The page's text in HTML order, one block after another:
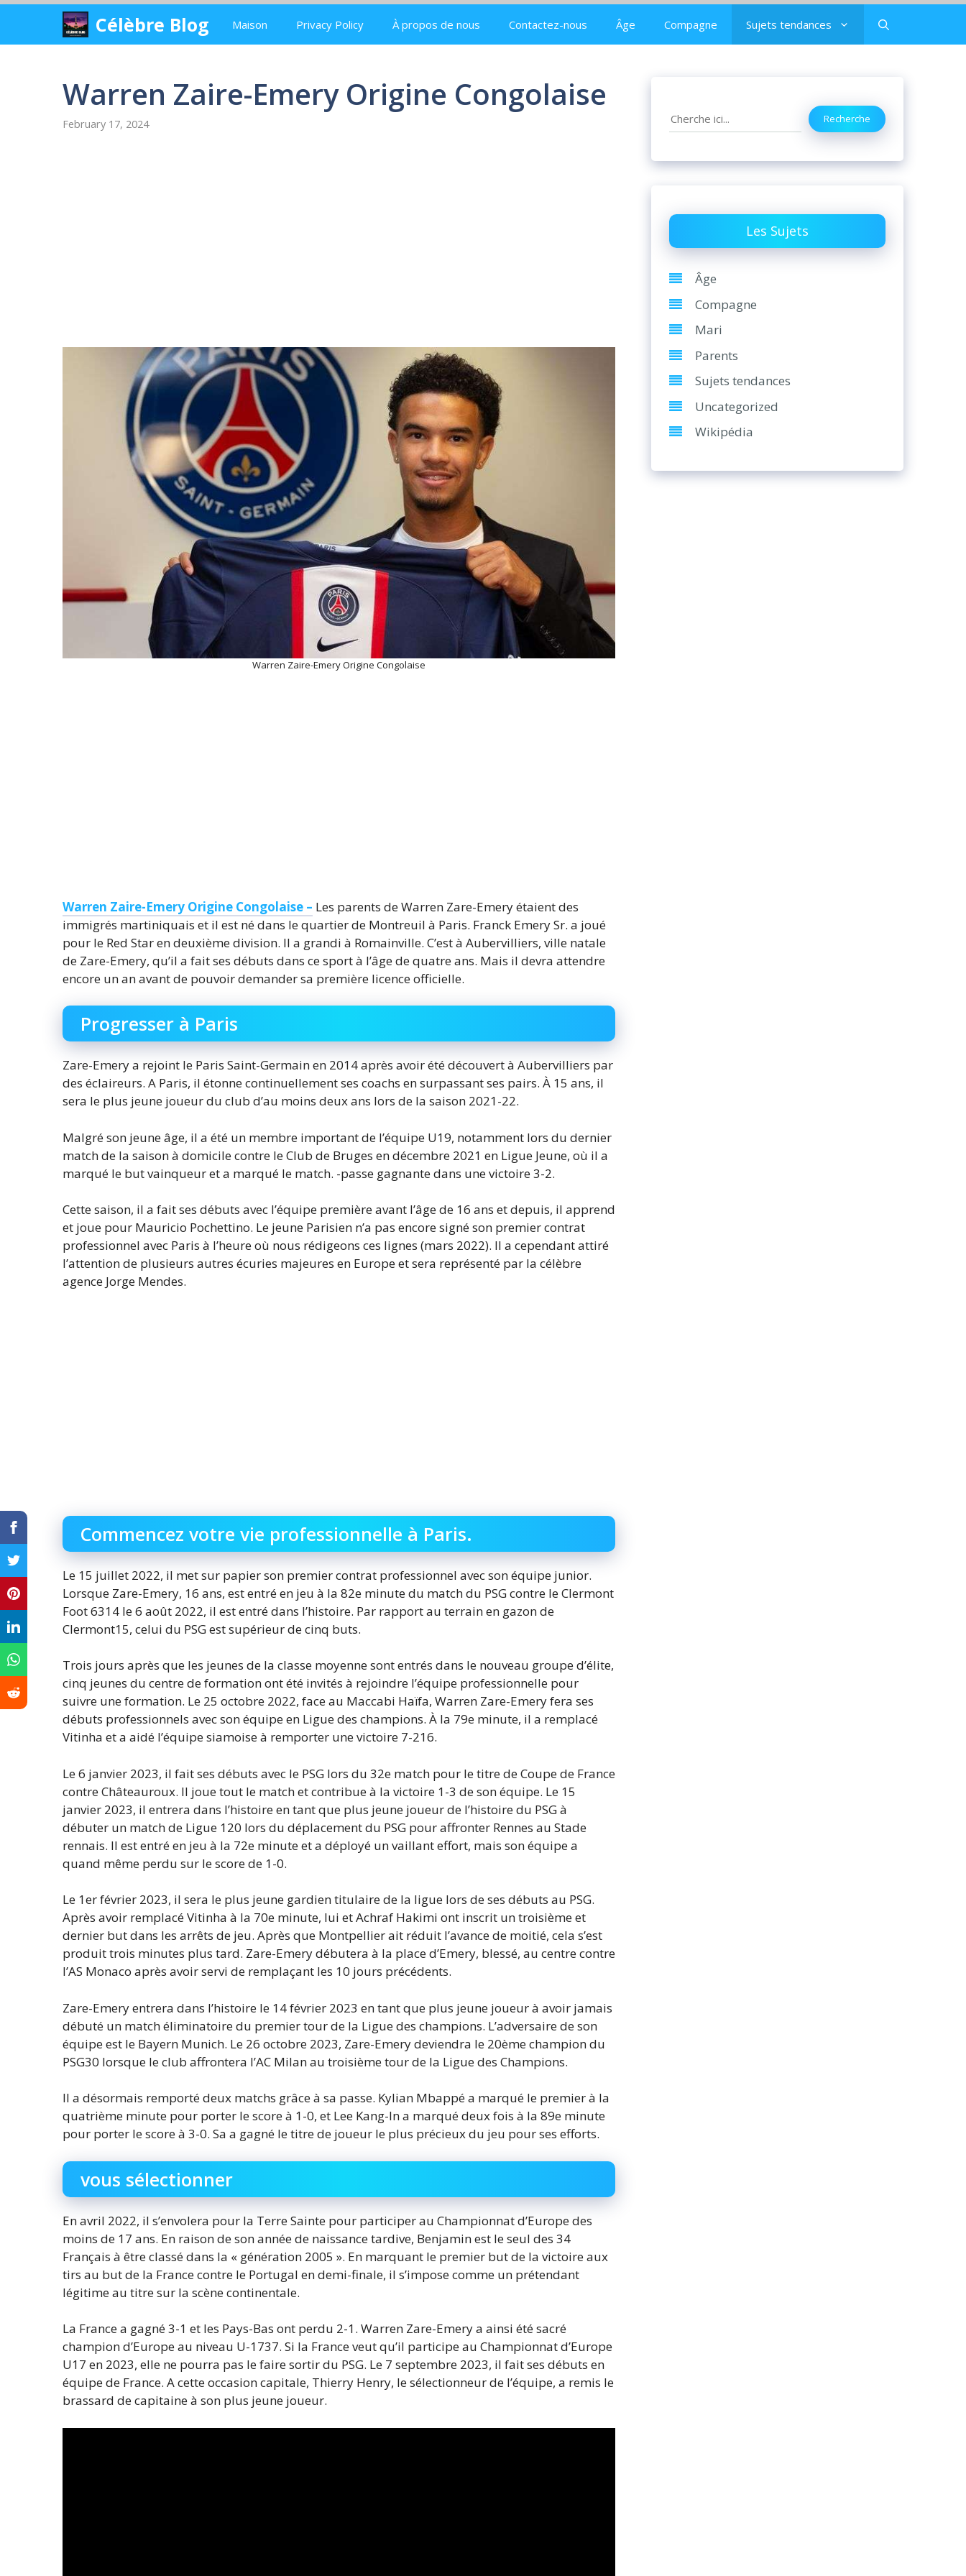
content
Célèbre Blog Maison Privacy Policy À propos de nous Contactez-nous Âge Compagne Sujets tendances
Warren Zaire-Emery Origine Congolaise
February 17, 2024
Warren Zaire-Emery Origine Congolaise
Warren Zaire-Emery Origine Congolaise – Les parents de Warren Zare-Emery étaient des
immigrés martiniquais et il est né dans le quartier de Montreuil à Paris. Franck Emery Sr. a joué
pour le Red Star en deuxième division. Il a grandi à Romainville. C’est à Aubervilliers, ville natale
de Zare-Emery, qu’il a fait ses débuts dans ce sport à l’âge de quatre ans. Mais il devra attendre
encore un an avant de pouvoir demander sa première licence officielle.
Progresser à Paris
Zare-Emery a rejoint le Paris Saint-Germain en 2014 après avoir été découvert à Aubervilliers par
des éclaireurs. A Paris, il étonne continuellement ses coachs en surpassant ses pairs. À 15 ans, il
sera le plus jeune joueur du club d’au moins deux ans lors de la saison 2021-22.
Malgré son jeune âge, il a été un membre important de l’équipe U19, notamment lors du dernier
match de la saison à domicile contre le Club de Bruges en décembre 2021 en Ligue Jeune, où il a
marqué le but vainqueur et a marqué le match. -passe gagnante dans une victoire 3-2.
Cette saison, il a fait ses débuts avec l’équipe première avant l’âge de 16 ans et depuis, il apprend
et joue pour Mauricio Pochettino. Le jeune Parisien n’a pas encore signé son premier contrat
professionnel avec Paris à l’heure où nous rédigeons ces lignes (mars 2022). Il a cependant attiré
l’attention de plusieurs autres écuries majeures en Europe et sera représenté par la célèbre
agence Jorge Mendes.
Commencez votre vie professionnelle à Paris.
Le 15 juillet 2022, il met sur papier son premier contrat professionnel avec son équipe junior.
Lorsque Zare-Emery, 16 ans, est entré en jeu à la 82e minute du match du PSG contre le Clermont
Foot 6314 le 6 août 2022, il est entré dans l’histoire. Par rapport au terrain en gazon de
Clermont15, celui du PSG est supérieur de cinq buts.
Trois jours après que les jeunes de la classe moyenne sont entrés dans le nouveau groupe d’élite,
cinq jeunes du centre de formation ont été invités à rejoindre l’équipe professionnelle pour
suivre une formation. Le 25 octobre 2022, face au Maccabi Haïfa, Warren Zare-Emery fera ses
débuts professionnels avec son équipe en Ligue des champions. À la 79e minute, il a remplacé
Vitinha et a aidé l’équipe siamoise à remporter une victoire 7-216.
Le 6 janvier 2023, il fait ses débuts avec le PSG lors du 32e match pour le titre de Coupe de France
contre Châteauroux. Il joue tout le match et contribue à la victoire 1-3 de son équipe. Le 15
janvier 2023, il entrera dans l’histoire en tant que plus jeune joueur de l’histoire du PSG à
débuter un match de Ligue 120 lors du déplacement du PSG pour affronter Rennes au Stade
rennais. Il est entré en jeu à la 72e minute et a déployé un vaillant effort, mais son équipe a
quand même perdu sur le score de 1-0.
Le 1er février 2023, il sera le plus jeune gardien titulaire de la ligue lors de ses débuts au PSG.
Après avoir remplacé Vitinha à la 70e minute, lui et Achraf Hakimi ont inscrit un troisième et
dernier but dans les arrêts de jeu. Après que Montpellier ait réduit l’avance de moitié, cela s’est
produit trois minutes plus tard. Zare-Emery débutera à la place d’Emery, blessé, au centre contre
l’AS Monaco après avoir servi de remplaçant les 10 jours précédents.
Zare-Emery entrera dans l’histoire le 14 février 2023 en tant que plus jeune joueur à avoir jamais
débuté un match éliminatoire du premier tour de la Ligue des champions. L’adversaire de son
équipe est le Bayern Munich. Le 26 octobre 2023, Zare-Emery deviendra le 20ème champion du
PSG30 lorsque le club affrontera l’AC Milan au troisième tour de la Ligue des Champions.
Il a désormais remporté deux matchs grâce à sa passe. Kylian Mbappé a marqué le premier à la
quatrième minute pour porter le score à 1-0, et Lee Kang-In a marqué deux fois à la 89e minute
pour porter le score à 3-0. Sa a gagné le titre de joueur le plus précieux du jeu pour ses efforts.
vous sélectionner
En avril 2022, il s’envolera pour la Terre Sainte pour participer au Championnat d’Europe des
moins de 17 ans. En raison de son année de naissance tardive, Benjamin est le seul des 34
Français à être classé dans la « génération 2005 ». En marquant le premier but de la victoire aux
tirs au but de la France contre le Portugal en demi-finale, il s’impose comme un prétendant
légitime au titre sur la scène continentale.
La France a gagné 3-1 et les Pays-Bas ont perdu 2-1. Warren Zare-Emery a ainsi été sacré
champion d’Europe au niveau U-1737. Si la France veut qu’il participe au Championnat d’Europe
U17 en 2023, elle ne pourra pas le faire sortir du PSG. Le 7 septembre 2023, il fait ses débuts en
équipe de France. A cette occasion capitale, Thierry Henry, le sélectionneur de l’équipe, a remis le
brassard de capitaine à son plus jeune joueur.
Search Recherche
Les Sujets
Âge
Compagne
Mari
Parents
Sujets tendances
Uncategorized
Wikipédia